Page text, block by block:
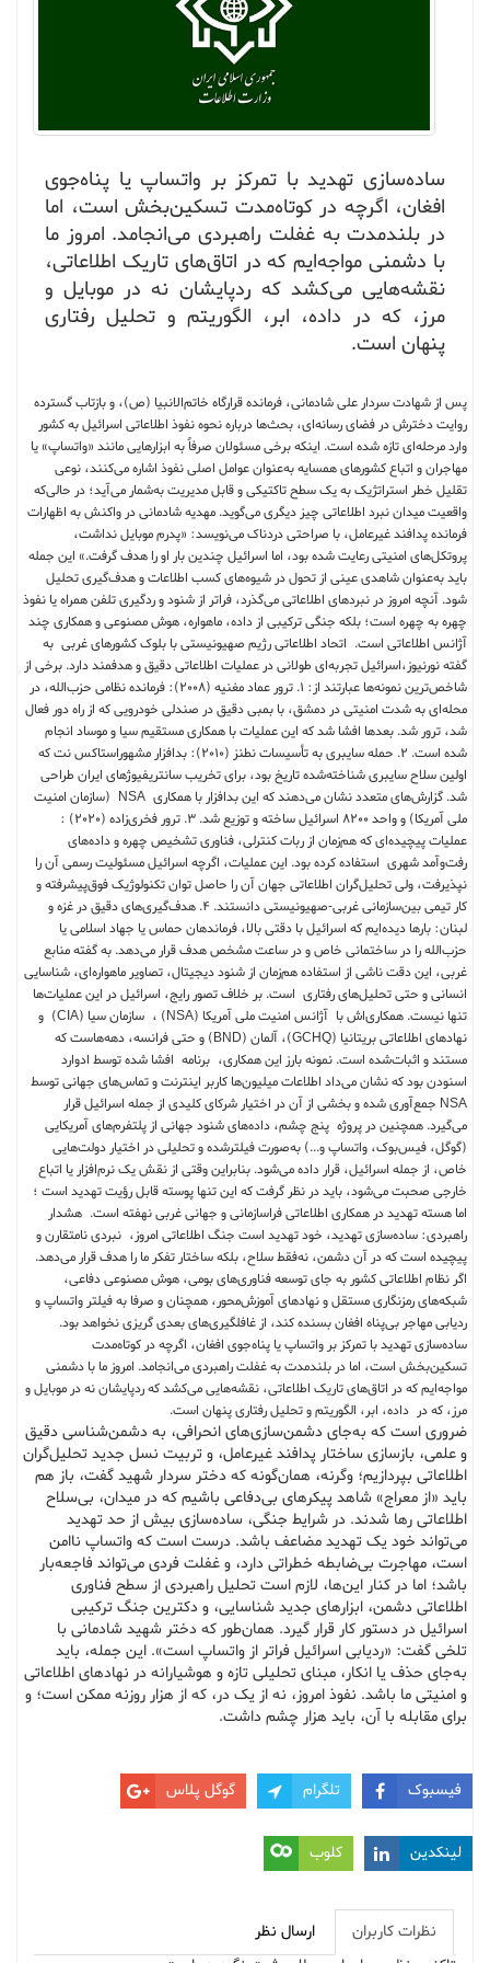
ساده‌سازی تهدید با تمرکز بر واتساپ یا پناه‌جوی
افغان، اگرچه در کوتاه‌مدت تسکین‌بخش است، اما
در بلندمدت به غفلت راهبردی می‌انجامد. امروز ما
با دشمنی مواجه‌ایم که در اتاق‌های تاریک اطلاعاتی،
نقشه‌هایی می‌کشد که ردپایشان نه‌ در موبایل و
مرز، که در داده، ابر، الگوریتم و تحلیل رفتاری
پنهان است.
پس از شهادت سردار علی شادمانی، فرمانده قرارگاه خاتم‌الانبیا (ص)، و بازتاب گسترده
روایت دخترش در فضای رسانه‌ای، بحث‌ها درباره نحوه نفوذ اطلاعاتی اسرائیل به کشور
وارد مرحله‌ای تازه شده است. اینکه برخی مسئولان صرفاً به ابزارهایی مانند «واتساپ» یا
مهاجران و اتباع کشورهای همسایه به‌عنوان عوامل اصلی نفوذ اشاره می‌کنند، نوعی
تقلیل خطر استراتژیک به یک سطح تاکتیکی و قابل مدیریت به‌شمار می‌آید؛ در حالی‌که
واقعیت میدان نبرد اطلاعاتی چیز دیگری می‌گوید. مهدیه شادمانی در واکنش به اظهارات
فرمانده پدافند غیرعامل، با صراحتی دردناک می‌نویسد: «پدرم موبایل نداشت،
پروتکل‌های امنیتی رعایت شده بود، اما اسرائیل چندین بار او را هدف گرفت.» این جمله
باید به‌عنوان شاهدی عینی از تحول در شیوه‌های کسب اطلاعات و هدف‌گیری تحلیل
شود. آنچه امروز در نبردهای اطلاعاتی می‌گذرد، فراتر از شنود و ردگیری تلفن همراه یا نفوذ
چهره به چهره است؛ بلکه جنگی ترکیبی از داده، ماهواره، هوش مصنوعی و همکاری چند
آژانس اطلاعاتی است. اتحاد اطلاعاتی رژیم صهیونیستی با بلوک کشورهای غربی به
گفته نورنیوز،اسرائیل تجربه‌ای طولانی در عملیات‌ اطلاعاتی دقیق و هدفمند دارد. برخی از
شاخص‌ترین نمونه‌ها عبارتند از: 1. ترور عماد مغنیه (2008): فرمانده نظامی حزب‌الله، در
محله‌ای به شدت امنیتی در دمشق، با بمبی دقیق در صندلی خودرویی که از راه دور فعال
شد، ترور شد. بعدها افشا شد که این عملیات با همکاری مستقیم سیا و موساد انجام
شده است. 2. حمله سایبری به تأسیسات نطنز (2010): بدافزار مشهوراستاکس نت که
اولین سلاح سایبری شناخته‌شده تاریخ بود، برای تخریب سانتریفیوژهای ایران طراحی
شد. گزارش‌های متعدد نشان می‌دهند که این بدافزار با همکاری NSA (سازمان امنیت
ملی آمریکا) و واحد ۸۲۰۰ اسرائیل ساخته و توزیع شد. 3. ترور فخری‌زاده (2020) :
عملیات پیچیده‌ای که هم‌زمان از ربات کنترلی، فناوری تشخیص چهره و داده‌های
رفت‌وآمد شهری استفاده کرده بود. این عملیات، اگرچه اسرائیل مسئولیت رسمی آن را
نپذیرفت، ولی تحلیل‌گران اطلاعاتی جهان آن را حاصل توان تکنولوژیک فوق‌پیشرفته و
کار تیمی بین‌سازمانی غربی-صهیونیستی دانستند. 4. هدف‌گیری‌های دقیق در غزه و
لبنان: بارها دیده‌ایم که اسرائیل با دقتی بالا، فرماندهان حماس یا جهاد اسلامی یا
حزب‌الله را در ساختمانی خاص و در ساعت مشخص هدف قرار می‌دهد. به گفته منابع
غربی، این دقت ناشی از استفاده هم‌زمان از شنود دیجیتال، تصاویر ماهواره‌ای، شناسایی
انسانی و حتی تحلیل‌های رفتاری است. بر خلاف تصور رایج، اسرائیل در این عملیات‌ها
تنها نیست. همکاری‌اش با آژانس امنیت ملی آمریکا (NSA) ، سازمان سیا (CIA) و
نهادهای اطلاعاتی بریتانیا (GCHQ)، آلمان (BND) و حتی فرانسه، دهه‌هاست که
مستند و اثبات‌شده است. نمونه بارز این همکاری، برنامه افشا شده توسط ادوارد
اسنودن بود که نشان می‌داد اطلاعات میلیون‌ها کاربر اینترنت و تماس‌های جهانی توسط
NSA جمع‌آوری شده و بخشی از آن در اختیار شرکای کلیدی از جمله اسرائیل قرار
می‌گیرد. همچنین در پروژه پنج چشم، داده‌های شنود جهانی از پلتفرم‌های آمریکایی
(گوگل، فیس‌بوک، واتساپ و...) به‌صورت فیلترشده و تحلیلی در اختیار دولت‌هایی
خاص، از جمله اسرائیل، قرار داده می‌شود. بنابراین وقتی از نقش یک نرم‌افزار یا اتباع
خارجی صحبت می‌شود، باید در نظر گرفت که این تنها پوسته قابل رؤیت تهدید است ؛
اما هسته تهدید در همکاری اطلاعاتی فراسازمانی و جهانی غربی نهفته است. هشدار
راهبردی: ساده‌سازی تهدید، خود تهدید است جنگ اطلاعاتی امروز، نبردی نامتقارن و
پیچیده است که در آن دشمن، نه‌فقط سلاح، بلکه ساختار تفکر ما را هدف قرار می‌دهد.
اگر نظام اطلاعاتی کشور به جای توسعه فناوری‌های بومی، هوش مصنوعی دفاعی،
شبکه‌های رمزنگاری مستقل و نهادهای آموزش‌محور، همچنان و صرفا به فیلتر واتساپ و
ردیابی مهاجر بی‌پناه افغان بسنده کند، از غافلگیری‌های بعدی گریزی نخواهد بود.
ساده‌سازی تهدید با تمرکز بر واتساپ یا پناه‌جوی افغان، اگرچه در کوتاه‌مدت
تسکین‌بخش است، اما در بلندمدت به غفلت راهبردی می‌انجامد. امروز ما با دشمنی
مواجه‌ایم که در اتاق‌های تاریک اطلاعاتی، نقشه‌هایی می‌کشد که ردپایشان نه‌ در موبایل و
مرز، که در داده، ابر، الگوریتم و تحلیل رفتاری پنهان است.
ضروری است که به‌جای دشمن‌سازی‌های انحرافی، به دشمن‌شناسی دقیق
و علمی، بازسازی ساختار پدافند غیرعامل، و تربیت نسل جدید تحلیل‌گران
اطلاعاتی بپردازیم؛ وگرنه، همان‌گونه که دختر سردار شهید گفت، باز هم
باید «از معراج» شاهد پیکرهای بی‌دفاعی باشیم که در میدان، بی‌سلاح
اطلاعاتی رها شدند. در شرایط جنگی، ساده‌سازی بیش از حد تهدید
می‌تواند خود یک تهدید مضاعف باشد. درست است که واتساپ ناامن
است، مهاجرت بی‌ضابطه خطراتی دارد، و غفلت فردی می‌تواند فاجعه‌بار
باشد؛ اما در کنار این‌ها، لازم است تحلیل راهبردی از سطح فناوری
اطلاعاتی دشمن، ابزارهای جدید شناسایی، و دکترین جنگ ترکیبی
اسرائیل در دستور کار قرار گیرد. همان‌طور که دختر شهید شادمانی با
تلخی گفت: «ردیابی اسرائیل فراتر از واتساپ است». این جمله، باید
به‌جای حذف یا انکار، مبنای تحلیلی تازه و هوشیارانه در نهادهای اطلاعاتی
و امنیتی ما باشد. نفوذ امروز، نه از یک در، که از هزار روزنه ممکن است؛ و
برای مقابله با آن، باید هزار چشم داشت.
فیسبوک تلگرام گوگل پلاس
لینکدین کلوب
نظرات کاربران
ارسال نظر